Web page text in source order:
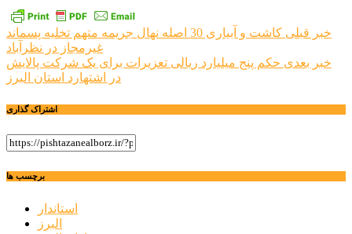
راهبری
نوشته
خبر قبلی
کاشت و آبیاری 30 اصله نهال جریمه متهم تخلیه پسماند
غیرمجاز در نظرآباد
خبر بعدی حکم پنج میلیارد ریالی تعزیرات برای یک شرکت پالایش
در اشتهارد استان البرز
اشتراک گذاری
برچسب ها
استاندار
البرز